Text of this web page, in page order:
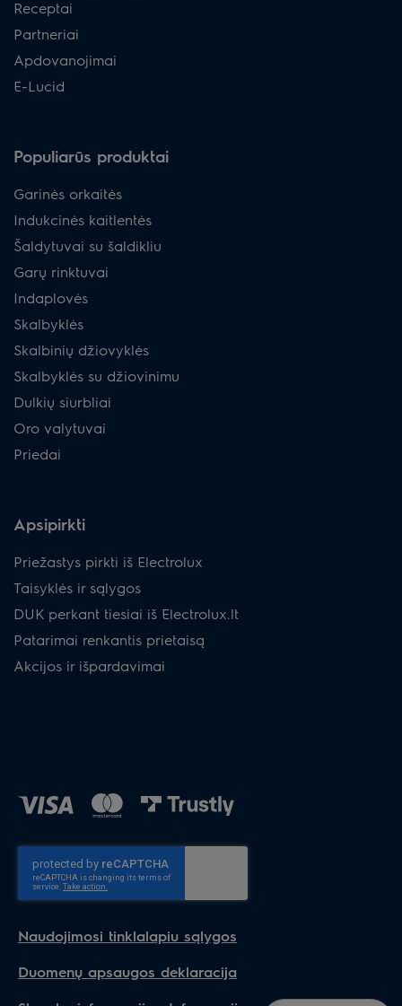
Receptai
Partneriai
Apdovanojimai
E-Lucid
Populiarūs produktai
Garinės orkaitės
Indukcinės kaitlentės
Šaldytuvai su šaldikliu
Garų rinktuvai
Indaplovės
Skalbyklės
Skalbinių džiovyklės
Skalbyklės su džiovinimu
Dulkių siurbliai
Oro valytuvai
Priedai
Apsipirkti
Priežastys pirkti iš Electrolux
Taisyklės ir sąlygos
DUK perkant tiesiai iš Electrolux.lt
Patarimai renkantis prietaisą
Akcijos ir išpardavimai
Naudojimosi tinklalapiu sąlygos
Duomenų apsaugos deklaracija